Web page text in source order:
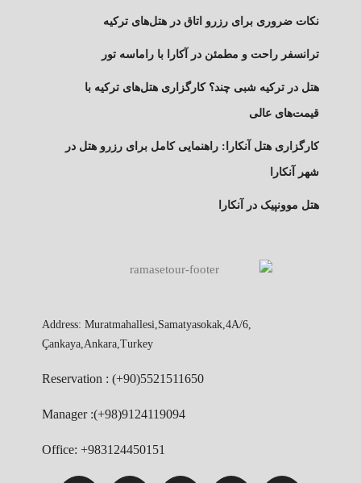
نکات ضروری برای رزرو اتاق در هتل‌های ترکیه
ترانسفر راحت و مطمئن در آکارا با راماسه تور
هتل در ترکیه شبی چند؟ کارگزاری هتل‌های ترکیه با
قیمت‌های عالی
کارگزاری هتل آنکارا: راهنمایی کامل برای رزرو هتل در
شهر آنکارا
هتل موونپیک در آنکارا
Address: Muratmahallesi,Samatyasokak,4A/6,
Çankaya,Ankara,Turkey
Reservation : (+90)5521511650
Manager :(+98)9124119094
Office: +983124450151